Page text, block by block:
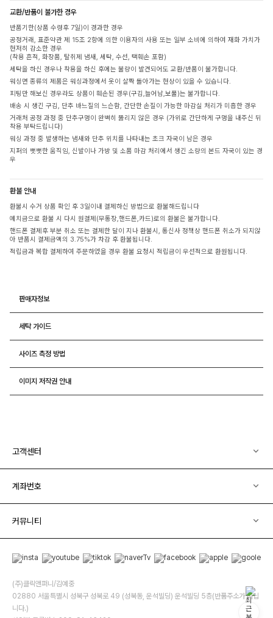
교환/반품이 불가한 경우
반품기한(상품 수령후 7일)이 경과한 경우
공정거래, 표준약관 제 15조 2항에 의한 이용자의 사용 또는 일부 소비에 의하여 재화 가치가
현저히 감소한 경우
(착용 흔적, 화장품, 탈취제 냄새, 세탁, 수선, 택훼손 포함)
세탁을 하신 경우나 착용을 하신 후에는 불량이 발견되어도 교환/반품이 불가합니다.
워싱면 종류의 제품은 워싱과정에서 옷이 살짝 돌아가는 현상이 있을 수 있습니다.
피팅만 해보신 경우라도 상품이 훼손된 경우(구김,늘어남,보풀)는 불가합니다.
배송 시 생긴 구김, 단추 바느질의 느슨함, 간단한 손질이 가능한 마감실 처리가 미흡한 경우
거래처 공정 과정 중 단추구멍이 완벽히 뚫리지 않은 경우 (가위로 간단하게 구멍을 내주신 뒤
착용 부탁드립니다)
워싱 과정 중 발생하는 냄새와 단추 위치를 나타내는 초크 자국이 남은 경우
지퍼의 뻣뻣한 움직임, 신발이나 가방 및 소품 마감 처리에서 생긴 소량의 본드 자국이 있는 경
우
환불 안내
환불시 수거 상품 확인 후 3일이내 결제하신 방법으로 환불해드립니다
예치금으로 환불 시 다시 원결제(무통장,핸드폰,카드)로의 환불은 불가합니다.
핸드폰 결제후 부분 취소 또는 결제한 달이 지나 환불시, 통신사 정책상 핸드폰 취소가 되지않
아 반품시 결제금액의 3.75%가 차감 후 환불됩니다.
적립금과 복합 결제하여 주문하였을 경우 환불 요청시 적립금이 우선적으로 환원됩니다.
판매자정보
세탁 가이드
사이즈 측정 방법
이미지 저작권 안내
고객센터
계좌번호
커뮤니티
(주)클릭앤퍼니/김예중
02880 서울특별시 성북구 성북로 49 (성북동, 운석빌딩) 운석빌딩 5층(반품주소가 아닙
니다.)